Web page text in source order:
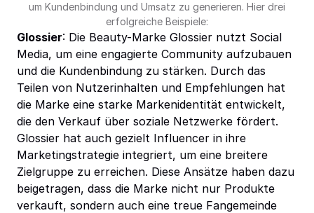
um Kundenbindung und Umsatz zu generieren. Hier drei
erfolgreiche Beispiele:
Glossier: Die Beauty-Marke Glossier nutzt Social
Media, um eine engagierte Community aufzubauen
und die Kundenbindung zu stärken. Durch das
Teilen von Nutzerinhalten und Empfehlungen hat
die Marke eine starke Markenidentität entwickelt,
die den Verkauf über soziale Netzwerke fördert.
Glossier hat auch gezielt Influencer in ihre
Marketingstrategie integriert, um eine breitere
Zielgruppe zu erreichen. Diese Ansätze haben dazu
beigetragen, dass die Marke nicht nur Produkte
verkauft, sondern auch eine treue Fangemeinde